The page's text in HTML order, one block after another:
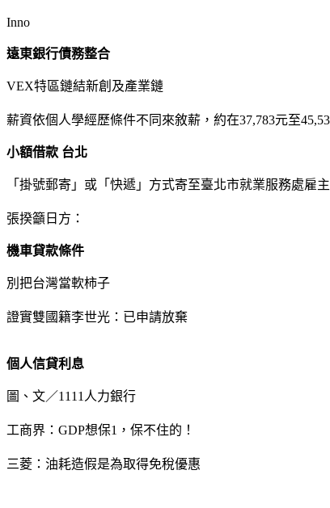
Inno
遠東銀行債務整合
VEX特區鏈結新創及產業鏈
薪資依個人學經歷條件不同來敘薪，約在37,783元至
小額借款 台北
「掛號郵寄」或「快遞」方式寄至臺北市就業服務處雇
張揆籲日方：
機車貸款條件
別把台灣當軟柿子
證實雙國籍李世光：已申請放棄
個人信貸利息
圖、文／1111人力銀行
工商界：GDP想保1，保不住的！
三菱：油耗造假是為取得免稅優惠